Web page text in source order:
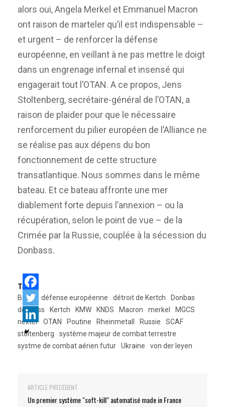
alors oui, Angela Merkel et Emmanuel Macron
ont raison de marteler qu’il est indispensable –
et urgent – de renforcer la défense
européenne, en veillant à ne pas mettre le doigt
dans un engrenage infernal et insensé qui
engagerait tout l’OTAN. A ce propos, Jens
Stoltenberg, secrétaire-général de l’OTAN, a
raison de plaider pour que le nécessaire
renforcement du pilier européen de l’Alliance ne
se réalise pas aux dépens du bon
fonctionnement de cette structure
transatlantique. Nous sommes dans le même
bateau. Et ce bateau affronte une mer
diablement forte depuis l’annexion – ou la
récupération, selon le point de vue – de la
Crimée par la Russie, couplée à la sécession du
Donbass.
Tags:
Brexit
défense européenne détroit de Kertch
Donbas
donbass
Kertch KMW KNDS Macron merkel
MGCS
nexter
OTAN Poutine Rheinmetall Russie
SCAF
stoltenberg
système majeur de combat terrestre
systme de combat aérien futur
Ukraine von der leyen
ARTICLE PRÉCÉDENT
Un premier système "soft-kill" automatisé made in France